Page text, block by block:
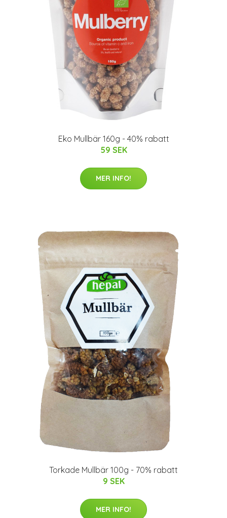
Eko Mullbär 160g - 40% rabatt
59 SEK
MER INFO!
Torkade Mullbär 100g - 70% rabatt
9 SEK
MER INFO!